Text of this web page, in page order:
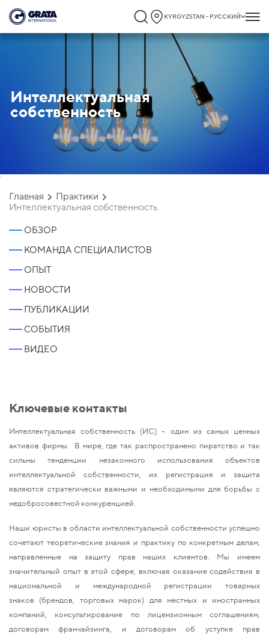
KYRGYZSTAN - РУССКИЙ
Интеллектуальная
собственность
`
Главная
Практики
Интеллектуальная собственность
ОБЗОР
КОМАНДА СПЕЦИАЛИСТОВ
ОПЫТ
НОВОСТИ
ПУБЛИКАЦИИ
СОБЫТИЯ
ВИДЕО
Ключевые контакты
Интеллектуальная собственность (ИС) - один из самых ценных
активов фирмы. В мире, где так распространено пиратство и так
сильны тенденции незаконного использования объектов
интеллектуальной собственности, их регистрация и защита
являются стратегически важными и необходимыми для борьбы с
недобросовестной конкуренцией.
Наши юристы в области интеллектуальной собственности успешно
сочетают теоретические знания и практику по конкретным делам,
направленные на защиту прав наших клиентов. Мы имеем
значительный опыт в этой сфере, включая оказание содействия в
национальной и международной регистрации товарных
знаков (брендов, торговых марок) для местных и иностранных
компаний, консультирование по лицензионным соглашениям,
договорам франчайзинга, и договорам об уступке прав